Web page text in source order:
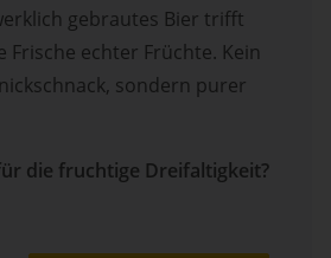
gebrautes Bier trifft
Frische echter Früchte. Kein
sondern purer
die fruchtige Dreifaltigkeit?